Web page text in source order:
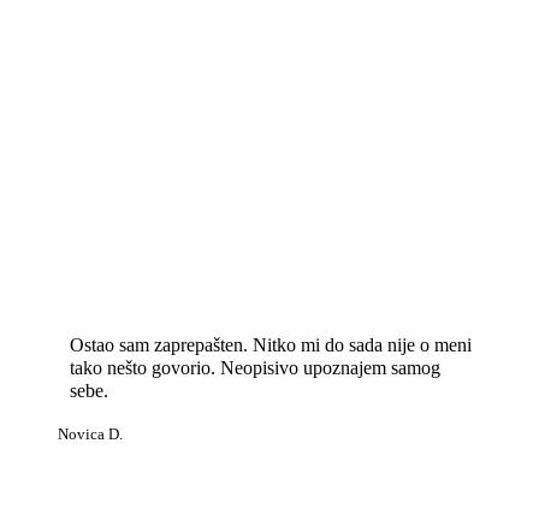
Ostao sam zaprepašten. Nitko mi do sada nije o meni
tako nešto govorio. Neopisivo upoznajem samog
sebe.
Novica D.